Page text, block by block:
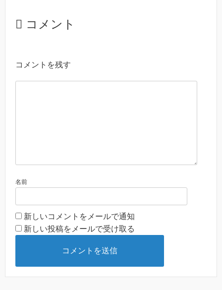
コメント
コメントを残す
名前
新しいコメントをメールで通知
新しい投稿をメールで受け取る